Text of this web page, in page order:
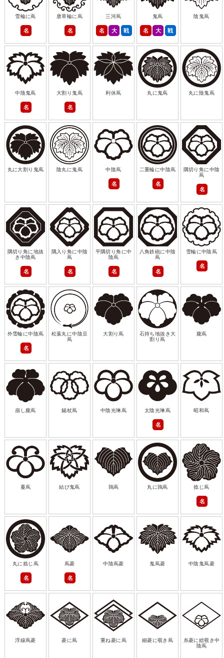
雪輪に蔦
名
唐草輪に蔦
名
三河蔦
名 大 戦
鬼蔦
名 大 戦
陰鬼蔦
中陰鬼蔦
名
大割り鬼蔦
名
利休蔦 丸に鬼蔦 丸に陰鬼蔦
丸に大割り鬼蔦 陰丸に鬼蔦 中陰蔦
名
二重輪に中陰蔦
名
隅切り角に中陰
蔦
名
隅切り角に地抜
き中陰蔦
名
隅入り角に中陰
蔦
名
平隅切り角に中
陰蔦
名
八角鉄砲に中陰
蔦
名
雪輪に中陰蔦
名
外雪輪に中陰蔦
名
松葉丸に中陰豆
蔦
大割り蔦
石持ち地抜き大
割り蔦
朧蔦
崩し朧蔦 錫杖蔦 中陰光琳蔦 太陰光琳蔦
名
昭和蔦
蔓蔦 結び鬼蔦 鶉蔦 丸に鶉蔦 捻じ蔦
名
丸に捻じ蔦
名
蔦菱
名
中陰蔦菱 鬼蔦菱 中陰鬼蔦菱
浮線蔦菱 菱に蔦 重ね菱に蔦 細菱に覗き蔦
糸菱に総覗き中
陰蔦